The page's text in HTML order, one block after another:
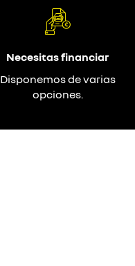
Necesitas financiar
Disponemos de varias
opciones.